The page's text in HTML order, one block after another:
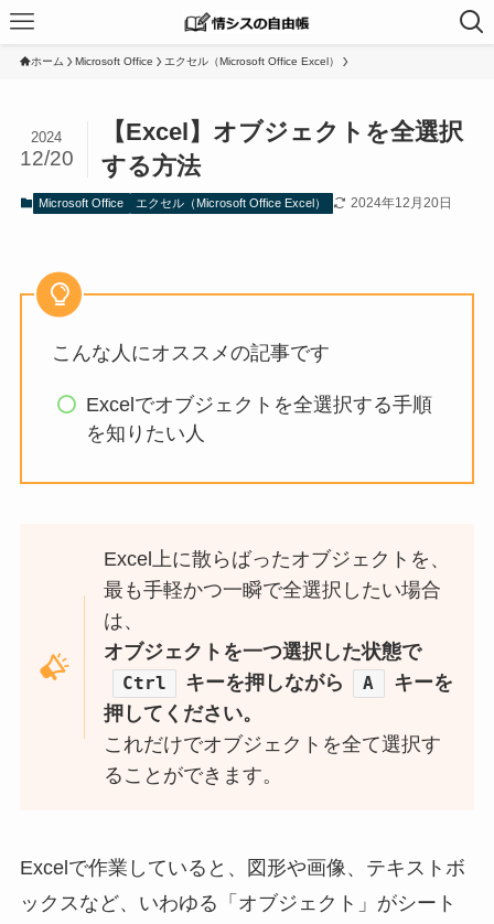
ホーム Microsoft Office エクセル（Microsoft Office Excel）
【Excel】オブジェクトを全選択
する方法
2024
12/20
Microsoft Office エクセル（Microsoft Office Excel） 2024年12月20日
こんな人にオススメの記事です
Excelでオブジェクトを全選択する手順
を知りたい人
Excel上に散らばったオブジェクトを、
最も手軽かつ一瞬で全選択したい場合
は、
オブジェクトを一つ選択した状態で
Ctrl キーを押しながら A
キーを
押してください。
これだけでオブジェクトを全て選択す
ることができます。
Excelで作業していると、図形や画像、テキストボ
ックスなど、いわゆる「オブジェクト」がシート